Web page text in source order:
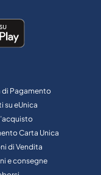
di Pagamento
su eUnica
Carta Unica
di Vendita
e consegne